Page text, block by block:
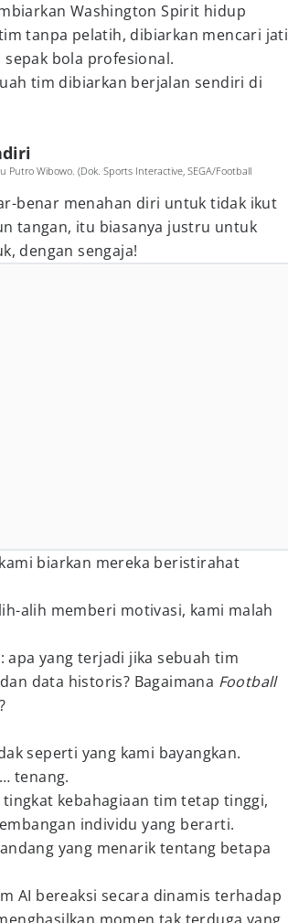
Washington Spirit hidup
tanpa pelatih, dibiarkan mencari jati
bola profesional.
tim dibiarkan berjalan sendiri di
Wibowo. (Dok. Sports Interactive, SEGA/Football
benar menahan diri untuk tidak ikut
tangan, itu biasanya justru untuk
dengan sengaja!
biarkan mereka beristirahat
alih memberi motivasi, kami malah
apa yang terjadi jika sebuah tim
data historis? Bagaimana Football
seperti yang kami bayangkan.
tenang.
kebahagiaan tim tetap tinggi,
individu yang berarti.
yang menarik tentang betapa
AI bereaksi secara dinamis terhadap